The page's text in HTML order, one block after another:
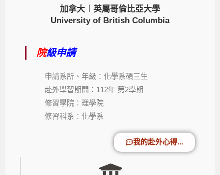
加拿大︱英屬哥倫比亞大學
University of British Columbia
院級申請
申請系所、年級：化學系碩三生
赴外學習期間：112年 第2學期
修習學院：理學院
修習科系：化學系
我的赴外心得...